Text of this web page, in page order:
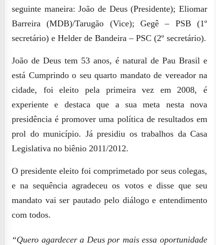
seguinte maneira: João de Deus (Presidente); Eliomar
Barreira (MDB)/Tarugão (Vice); Gegê – PSB (1º
secretário) e Helder de Bandeira – PSC (2º secretário).
João de Deus tem 53 anos, é natural de Pau Brasil e
está Cumprindo o seu quarto mandato de vereador na
cidade, foi eleito pela primeira vez em 2008, é
experiente e destaca que a sua meta nesta nova
presidência é promover uma política de resultados em
prol do município. Já presidiu os trabalhos da Casa
Legislativa no biênio 2011/2012.
O presidente eleito foi comprimetado por seus colegas,
e na sequência agradeceu os votos e disse que seu
mandato vai ser pautado pelo diálogo e entendimento
com todos.
“Quero agardecer a Deus por mais essa oportunidade